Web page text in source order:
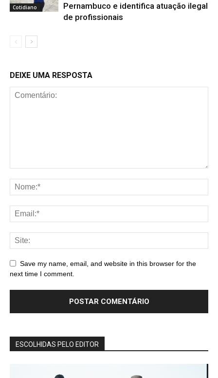
Cotidiano
Pernambuco e identifica atuação ilegal
de profissionais
DEIXE UMA RESPOSTA
Save my name, email, and website in this browser for the
next time I comment.
ESCOLHIDAS PELO EDITOR